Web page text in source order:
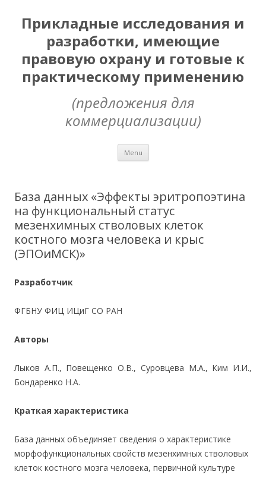
Прикладные исследования и
разработки, имеющие
правовую охрану и готовые к
практическому применению
(предложения для
коммерциализации)
Menu Skip
content
База данных «Эффекты эритропоэтина
на функциональный статус
мезенхимных стволовых клеток
костного мозга человека и крыс
(ЭПОиМСК)»
Разработчик
ФГБНУ ФИЦ ИЦиГ СО РАН
Авторы
Лыков А.П., Повещенко О.В., Суровцева М.А., Ким И.И.,
Бондаренко Н.А.
Краткая характеристика
База данных объединяет сведения о характеристике
морфофункциональных свойств мезенхимных стволовых
клеток костного мозга человека, первичной культуре